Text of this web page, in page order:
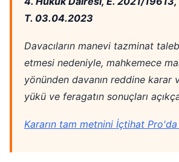
T. 03.04.2023
Davacıların manevi tazminat
etmesi nedeniyle, mahkemece
yönünden davanın reddine karar
yükü ve feragatın sonuçları açıkça
Kararın tam metnini İçtihat